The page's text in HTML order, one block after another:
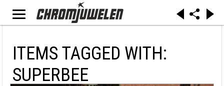
ITEMS TAGGED WITH:
SUPERBEE